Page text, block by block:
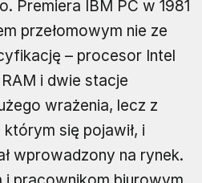
Premiera IBM PC w 1981
przełomowym nie ze
– procesor Intel
i dwie stacje
wrażenia, lecz z
się pojawił, i
wprowadzony na rynek.